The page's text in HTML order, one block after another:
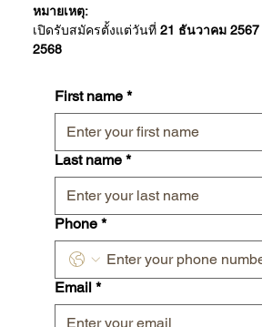
หมายเหตุ:
เปิดรับสมัครตั้งแต่วันที่ 21 ธันวาคม 2567
2568
First name *
Last name *
Phone *
Email *